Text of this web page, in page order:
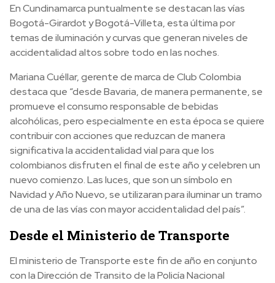
En Cundinamarca puntualmente se destacan las vías
Bogotá-Girardot y Bogotá-Villeta, esta última por
temas de iluminación y curvas que generan niveles de
accidentalidad altos sobre todo en las noches.
Mariana Cuéllar, gerente de marca de Club Colombia
destaca que “desde Bavaria, de manera permanente, se
promueve el consumo responsable de bebidas
alcohólicas, pero especialmente en esta época se quiere
contribuir con acciones que reduzcan de manera
significativa la accidentalidad vial para que los
colombianos disfruten el final de este año y celebren un
nuevo comienzo. Las luces, que son un símbolo en
Navidad y Año Nuevo, se utilizaran para iluminar un tramo
de una de las vías con mayor accidentalidad del país”.
Desde el Ministerio de Transporte
El ministerio de Transporte este fin de año en conjunto
con la Dirección de Transito de la Policía Nacional